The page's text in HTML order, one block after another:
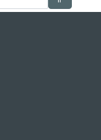
de Molina